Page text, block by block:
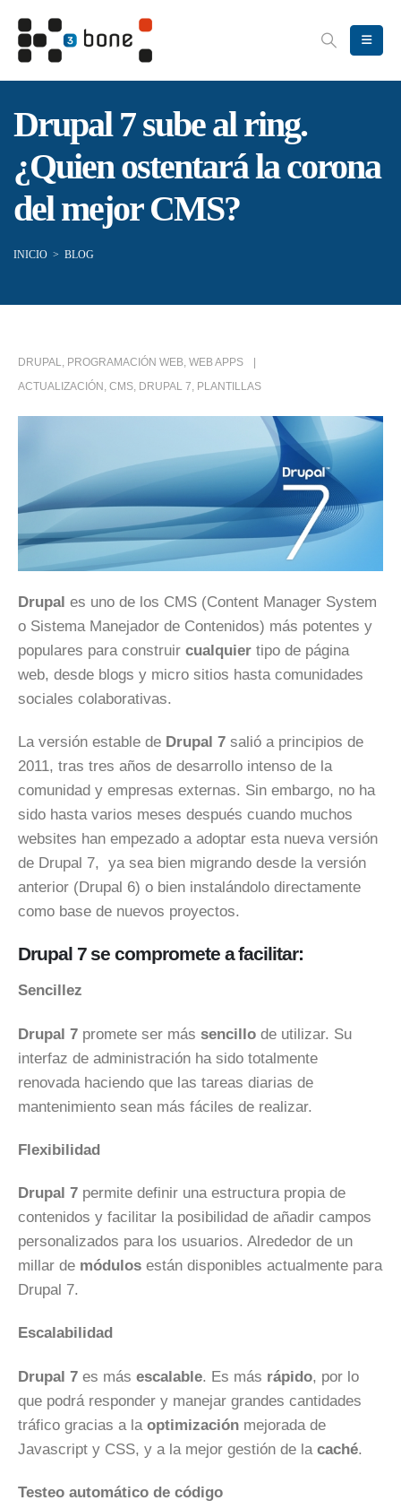
Drupal 7 sube al ring.
¿Quien ostentará la corona
del mejor CMS?
INICIO > BLOG
DRUPAL PROGRAMACIÓN WEB WEB APPS
ACTUALIZACIÓN CMS DRUPAL 7 PLANTILLAS
Drupal es uno de los CMS (Content Manager System
o Sistema Manejador de Contenidos) más potentes y
populares para construir cualquier tipo de página
web, desde blogs y micro sitios hasta comunidades
sociales colaborativas.
La versión estable de Drupal 7 salió a principios de
2011, tras tres años de desarrollo intenso de la
comunidad y empresas externas. Sin embargo, no ha
sido hasta varios meses después cuando muchos
websites han empezado a adoptar esta nueva versión
de Drupal 7, ya sea bien migrando desde la versión
anterior (Drupal 6) o bien instalándolo directamente
como base de nuevos proyectos.
Drupal 7 se compromete a facilitar:
Sencillez
Drupal 7 promete ser más sencillo de utilizar. Su
interfaz de administración ha sido totalmente
renovada haciendo que las tareas diarias de
mantenimiento sean más fáciles de realizar.
Flexibilidad
Drupal 7 permite definir una estructura propia de
contenidos y facilitar la posibilidad de añadir campos
personalizados para los usuarios. Alrededor de un
millar de módulos están disponibles actualmente para
Drupal 7.
Escalabilidad
Drupal 7 es más escalable. Es más rápido, por lo
que podrá responder y manejar grandes cantidades
tráfico gracias a la optimización mejorada de
Javascript y CSS, y a la mejor gestión de la caché.
Testeo automático de código